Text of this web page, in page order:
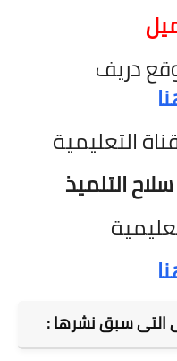
دريف
التعليمية
سلاح التلميذ
سبق نشرها :